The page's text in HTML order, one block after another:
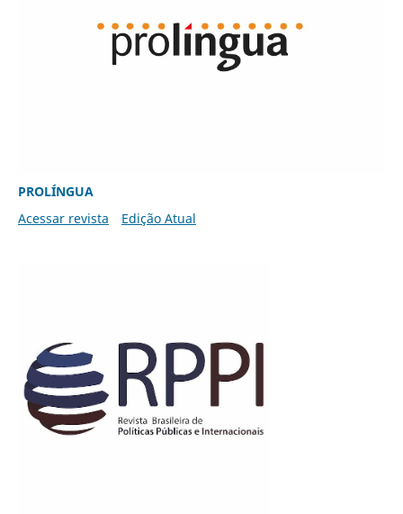
PROLÍNGUA
Acessar revista
Edição Atual